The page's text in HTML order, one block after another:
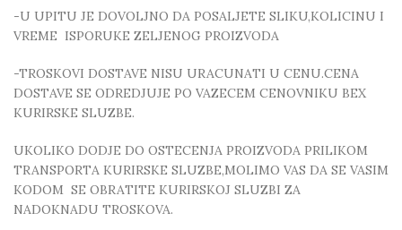
-U UPITU JE DOVOLJNO DA POSALJETE SLIKU,KOLICINU I
VREME ISPORUKE ZELJENOG PROIZVODA
-TROSKOVI DOSTAVE NISU URACUNATI U CENU.CENA
DOSTAVE SE ODREDJUJE PO VAZECEM CENOVNIKU BEX
KURIRSKE SLUZBE.
UKOLIKO DODJE DO OSTECENJA PROIZVODA PRILIKOM
TRANSPORTA KURIRSKE SLUZBE,MOLIMO VAS DA SE VASIM
KODOM SE OBRATITE KURIRSKOJ SLUZBI ZA
NADOKNADU TROSKOVA.